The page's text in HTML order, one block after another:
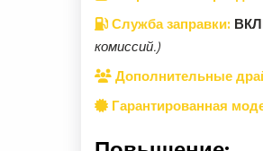
Служба заправки:
комиссий.)
Дополнительные
Гарантированная